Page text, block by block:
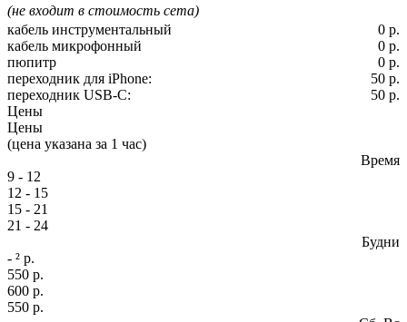
(не входит в стоимость сета)
кабель инструментальный
0 р.
кабель микрофонный
0 р.
пюпитр
0 р.
переходник для iPhone:
50 р.
переходник USB-C:
50 р.
Цены
Цены
(цена указана за 1 час)
Время
9 - 12
12 - 15
15 - 21
21 - 24
Будни
- ² р.
550 р.
600 р.
550 р.